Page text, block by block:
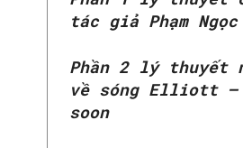
tác giả Phạm Ngọc
Phần 2 lý thuyết
về sóng Elliott –
soon